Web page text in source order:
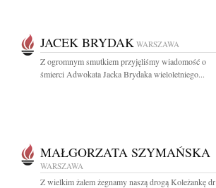
JACEK BRYDAK WARSZAWA
Z ogromnym smutkiem przyjęliśmy wiadomość o
śmierci Adwokata Jacka Brydaka wieloletniego...
MAŁGORZATA SZYMAŃSKA
WARSZAWA
Z wielkim żalem żegnamy naszą drogą Koleżankę dr